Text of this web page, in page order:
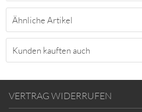
Ähnliche Artikel
Kunden kauften auch
VERTRAG WIDERRUFEN